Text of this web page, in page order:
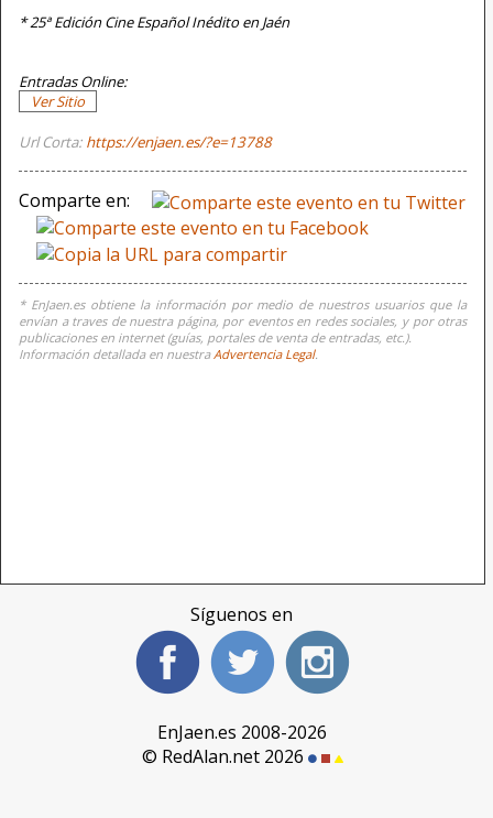
* 25ª Edición Cine Español Inédito en Jaén
Entradas Online:
Ver Sitio
Url Corta: https://enjaen.es/?e=13788
Comparte en:
* EnJaen.es obtiene la información por medio de nuestros usuarios que la
envían a traves de nuestra página, por eventos en redes sociales, y por otras
publicaciones en internet (guías, portales de venta de entradas, etc.).
Información detallada en nuestraAdvertencia Legal.
Síguenos en
EnJaen.es 2008-2026
© RedAlan.net 2026